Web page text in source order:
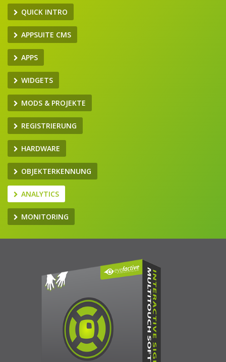
QUICK INTRO
APPSUITE CMS
APPS
WIDGETS
MODS & PROJEKTE
REGISTRIERUNG
HARDWARE
OBJEKTERKENNUNG
ANALYTICS
MONITORING